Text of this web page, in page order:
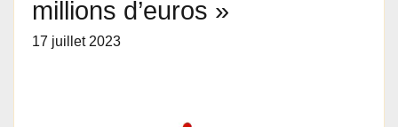
millions d’euros »
17 juillet 2023